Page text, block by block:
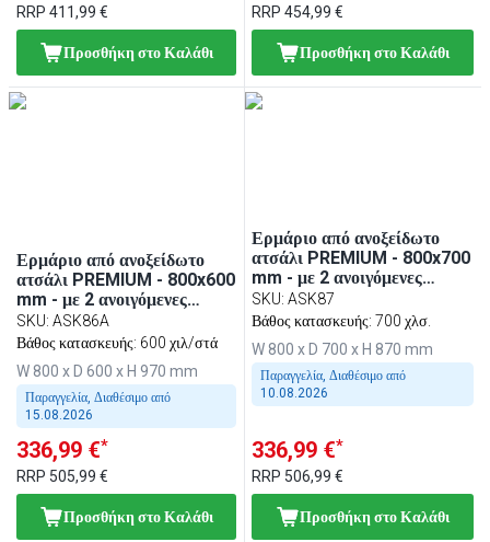
RRP 411,99 €
Προσθήκη στο Καλάθι
RRP454,99 €
Προσθήκη στο Καλάθι
Ερμάριο από ανοξείδωτο
ατσάλι PREMIUM - 800x600
mm - με 2 ανοιγόμενες
πόρτες - με υπερυψωμένη
πλάτη 100 mm
SKU: ASK86A
Βάθος κατασκευής: 600 χιλ/στά
W 800 x D 600 x H 970 mm
Παραγγελία, Διαθέσιμο από
15.08.2026
336,99 €*
RRP 505,99 €
Προσθήκη στο Καλάθι
Ερμάριο από ανοξείδωτο
ατσάλι PREMIUM - 800x700
mm - με 2 ανοιγόμενες
πόρτες
SKU:ASK87
Βάθος κατασκευής: 700 χλσ.
W 800 x D 700 x H 870 mm
Παραγγελία, Διαθέσιμο από
10.08.2026
336,99 €*
RRP 506,99 €
Προσθήκη στο Καλάθι